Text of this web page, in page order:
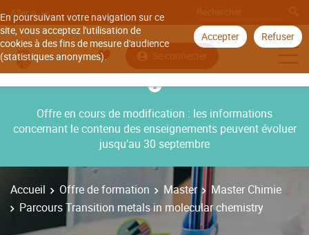
En poursuivant votre navigation sur ce
site, vous acceptez l'utilisation de
cookies à des fins de mesure d'audience
(statistiques anonymes).
Accepter Refuser
Aller à
Se connecter
Offre en cours de modification : les informations
concernant le contenu des enseignements peuvent évoluer
jusqu’au 30 septembre
Accueil Offre de formation Master
Master Chimie
Parcours Transition metals in molecular chemistry